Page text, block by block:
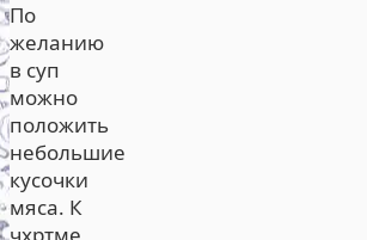
По
желанию
в суп
можно
положить
небольшие
кусочки
мяса. К